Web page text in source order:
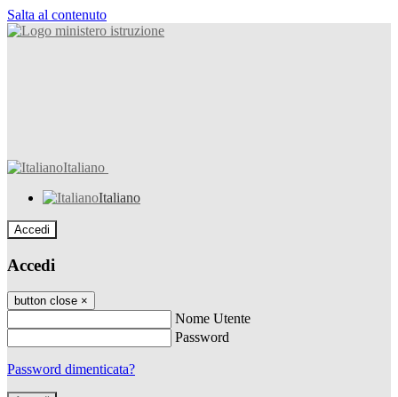
Salta al contenuto
Italiano
Italiano
Accedi
Accedi
button close ×
Nome Utente
Password
Password dimenticata?